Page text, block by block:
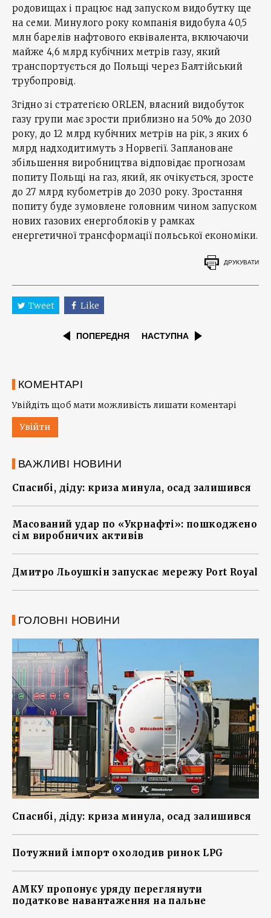
родовищах і працює над запуском видобутку ще
на семи. Минулого року компанія видобула 40,5
млн барелів нафтового еквівалента, включаючи
майже 4,6 млрд кубічних метрів газу, який
транспортується до Польщі через Балтійський
трубопровід.
Згідно зі стратегією ORLEN, власний видобуток
газу групи має зрости приблизно на 50% до 2030
року, до 12 млрд кубічних метрів на рік, з яких 6
млрд надходитимуть з Норвегії. Заплановане
збільшення виробництва відповідає прогнозам
попиту Польщі на газ, який, як очікується, зросте
до 27 млрд кубометрів до 2030 року. Зростання
попиту буде зумовлене головним чином запуском
нових газових енергоблоків у рамках
енергетичної трансформації польської економіки.
ДРУКУВАТИ
Tweet Like
ПОПЕРЕДНЯ НАСТУПНА
КОМЕНТАРІ
Увійдіть щоб мати можливість лишати коментарі
Увійти
ВАЖЛИВІ НОВИНИ
Спасибі, діду: криза минула, осад залишився
Масований удар по «Укрнафті»: пошкоджено
сім виробничих активів
Дмитро Льоушкін запускає мережу Port Royal
ГОЛОВНІ НОВИНИ
Спасибі, діду: криза минула, осад залишився
Потужний імпорт охолодив ринок LPG
АМКУ пропонує уряду переглянути
податкове навантаження на пальне